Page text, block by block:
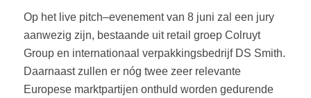
Op het live pitch–evenement van 8 juni zal een jury
aanwezig zijn, bestaande uit retail groep Colruyt
Group en internationaal verpakkingsbedrijf DS Smith.
Daarnaast zullen er nóg twee zeer relevante
Europese marktpartijen onthuld worden gedurende